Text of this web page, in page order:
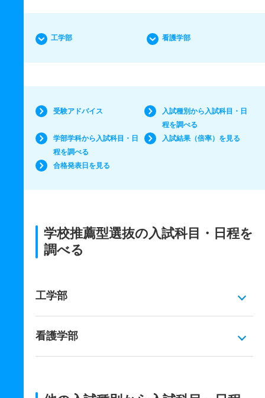
工学部 看護学部
受験アドバイス
入試種別から入試科目・日
程を調べる
学部学科から入試科目・日
程を調べる
入試結果（倍率）を見る
合格発表日を見る
学校推薦型選抜の入試科目・日程を
調べる
工学部
看護学部